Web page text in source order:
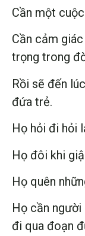
Cần một
Cần cảm
trọng trong
Rồi sẽ đến
đứa trẻ.
Họ hỏi đi hỏi
Họ đôi khi
Họ quên
Họ cần người
đi qua đoạn